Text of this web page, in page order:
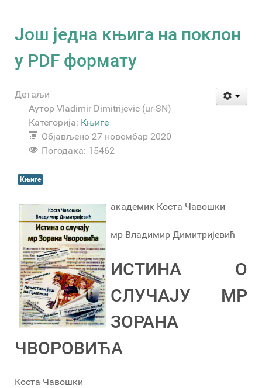
Још једна књига на поклон
у PDF формату
Детаљи
Аутор Vladimir Dimitrijevic (ur-SN)
Категорија: Књиге
Објављено 27 новембар 2020
Погодака: 15462
Књиге
академик Коста Чавошки
мр Владимир Димитријевић
ИСТИНА О
СЛУЧАЈУ МР
ЗОРАНА
ЧВОРОВИЋА
Коста Чавошки